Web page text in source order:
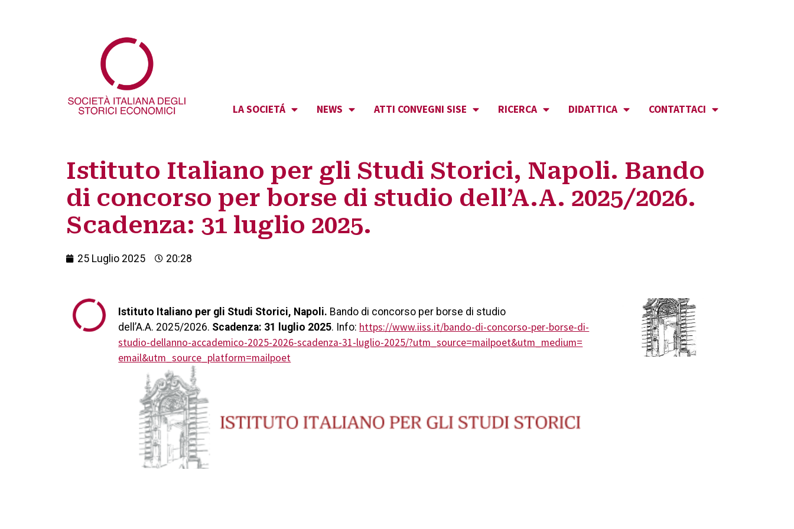
LA SOCIETÁ NEWS ATTI CONVEGNI SISE RICERCA DIDATTICA CONTATTACI
Istituto Italiano per gli Studi Storici, Napoli. Bando
di concorso per borse di studio dell’A.A. 2025/2026.
Scadenza: 31 luglio 2025.
25 Luglio 2025 20:28
Istituto Italiano per gli Studi Storici, Napoli. Bando di concorso per borse di studio
dell’A.A. 2025/2026. Scadenza: 31 luglio 2025. Info: https://www.iiss.it/bando-di-concorso-per-borse-di-
studio-dellanno-accademico-2025-2026-scadenza-31-luglio-2025/?utm_source=mailpoet&utm_medium=
email&utm_source_platform=mailpoet